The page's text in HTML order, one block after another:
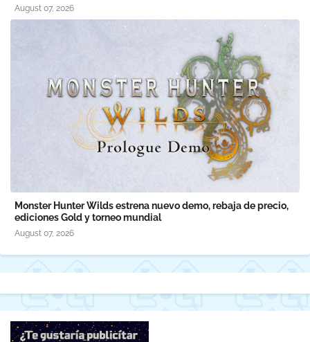
August 07, 2026
Monster Hunter Wilds estrena nuevo demo, rebaja de precio,
ediciones Gold y torneo mundial
August 07, 2026